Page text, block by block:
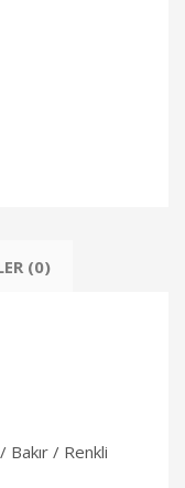
(0)
Bakır / Renkli